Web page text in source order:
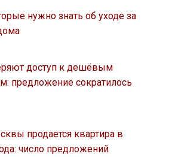
нужно знать об уходе за
доступ к дешёвым
предложение сократилось
продается квартира в
число предложений